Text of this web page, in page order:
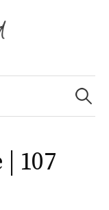
Suche
nach:
107